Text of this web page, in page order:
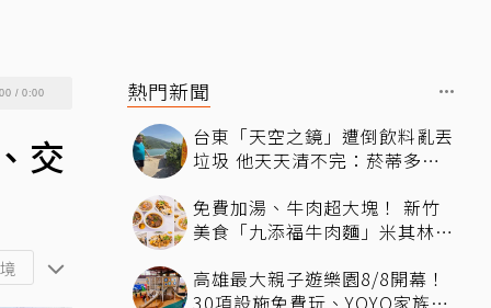
/ 0:00
交
熱門新聞
台東「天空之鏡」遭倒飲料亂丟
垃圾 他天天清不完：菸蒂多到
免費加湯、牛肉超大塊！ 新竹
美食「九添福牛肉麵」米其林必
高雄最大親子遊樂園8/8開幕！
30項設施免費玩、YOYO家族嗨